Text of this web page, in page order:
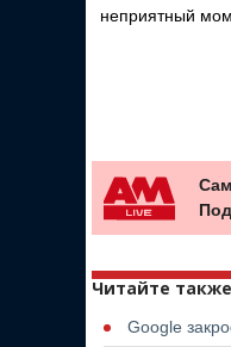
неприятный
Читайте также
Google